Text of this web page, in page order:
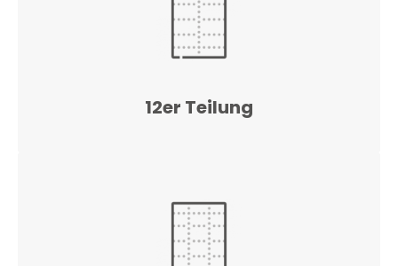
12er Teilung